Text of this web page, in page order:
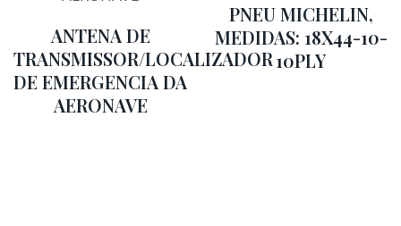
ANTENA DE
TRANSMISSOR/LOCALIZADOR
DE EMERGENCIA DA
AERONAVE
PNEU MICHELIN,
MEDIDAS: 18X44-10-
10PLY